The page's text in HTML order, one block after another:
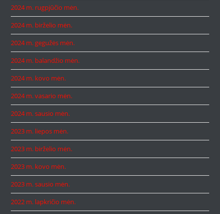
2024 m. rugpjūčio mėn.
2024 m. birželio mėn.
2024 m. gegužės mėn.
2024 m. balandžio mėn.
2024 m. kovo mėn.
2024 m. vasario mėn.
2024 m. sausio mėn.
2023 m. liepos mėn.
2023 m. birželio mėn.
2023 m. kovo mėn.
2023 m. sausio mėn.
2022 m. lapkričio mėn.